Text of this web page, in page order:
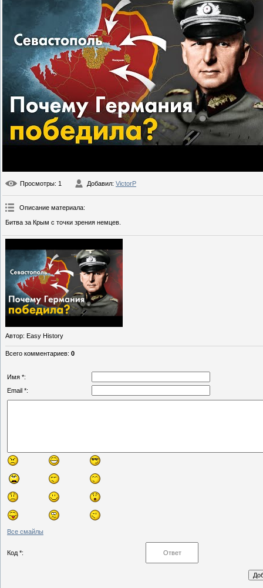
Просмотры: 1 Добавил: VictorP
Описание материала:
Битва за Крым с точки зрения немцев.
Автор: Easy History
Всего комментариев: 0
Имя *:
Email *:
Все смайлы
Код *: